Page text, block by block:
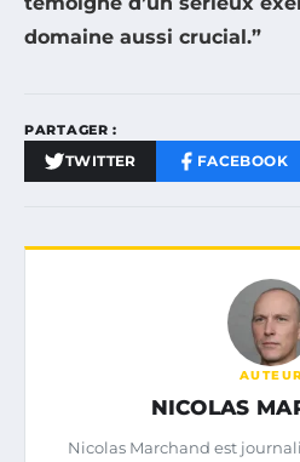
domaine aussi crucial.”
PARTAGER :
TWITTER FACEBOOK
AUTEUR
NICOLAS
Nicolas Marchand est